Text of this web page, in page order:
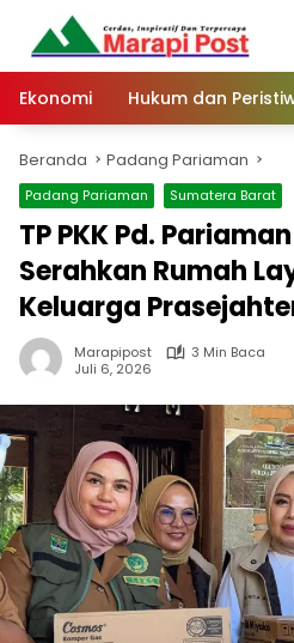
Langsung
konten
Ekonomi
Hukum dan
Beranda Padang Pariaman
Padang Pariaman Sumatera Barat
TP PKK Pd.
Serahkan Rumah
Keluarga
Marapipost
3 Min Baca
Juli 6, 2026